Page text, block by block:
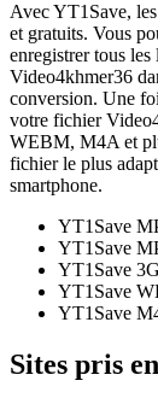
Avec YT1Save,
et gratuits. Vous
enregistrer tous
Video4khmer36
conversion. Une
votre fichier
WEBM, M4A et
fichier le plus
smartphone.
YT1Save
YT1Save
YT1Save
YT1Save
YT1Save
Sites pris